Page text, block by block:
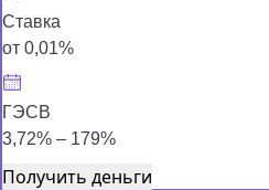
Ставка
от 0,01%
ГЭСВ
3,72% – 179%
Получить деньги